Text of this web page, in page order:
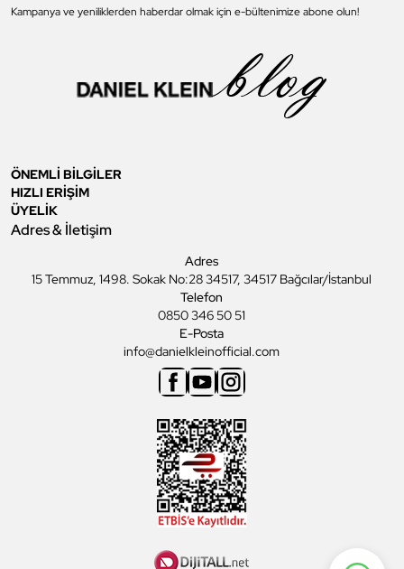
Kampanya ve yeniliklerden haberdar olmak için e-bültenimize abone olun!
ÖNEMLİ BİLGİLER
HIZLI ERİŞİM
ÜYELİK
Adres & İletişim
Adres
15 Temmuz, 1498. Sokak No:28 34517, 34517 Bağcılar/İstanbul
Telefon
0850 346 50 51
E-Posta
info@danielkleinofficial.com
Facebook
YoutubeInstagram